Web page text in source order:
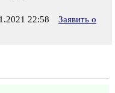
22:58
Заявить о